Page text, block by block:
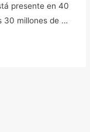
presente en 40
30 millones de …